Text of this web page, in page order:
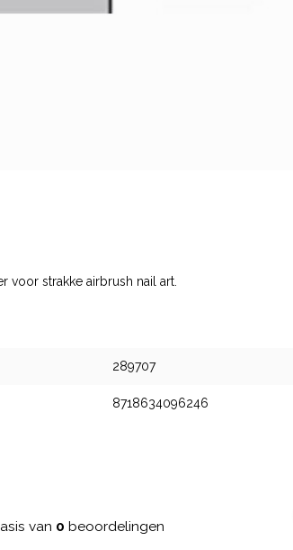
voor strakke airbrush nail art.
289707
8718634096246
van 0 beoordelingen